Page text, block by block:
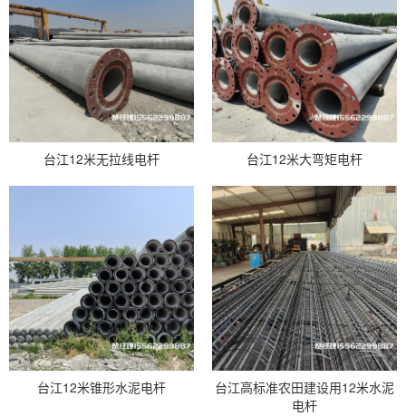
台江12米无拉线电杆 台江12米大弯矩电杆
台江12米锥形水泥电杆
台江高标准农田建设用12米水泥
电杆